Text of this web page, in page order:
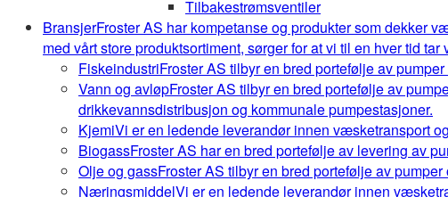
Tilbakestrømsventiler
BransjerFroster AS har kompetanse og produkter som dekker
med vårt store produktsortiment, sørger for at vi til en hver tid tar
FiskeindustriFroster AS tilbyr en bred portefølje av
Vann og avløpFroster AS tilbyr en bred portefølje av
drikkevannsdistribusjon og kommunale pumpestasjoner.
KjemiVi er en ledende leverandør innen væsketransport
BiogassFroster AS har en bred portefølje av levering av
Olje og gassFroster AS tilbyr en bred portefølje av
NæringsmiddelVi er en ledende leverandør innen